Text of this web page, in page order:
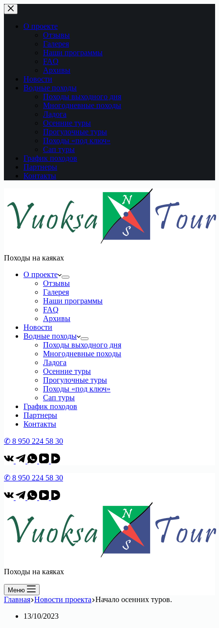
Перейти
к
сути
О проекте
Отзывы
Галерея
Наши программы
FAQ
Архивы
Новости
Водные походы
Походы выходного дня
Многодневные походы
Ладога
Осенние туры
Прогулочные туры
Походы «под ключ»
Сап туры
График походов
Партнеры
Контакты
Походы на каяках
О проекте
Отзывы
Галерея
Наши программы
FAQ
Архивы
Новости
Водные походы
Походы выходного дня
Многодневные походы
Ладога
Осенние туры
Прогулочные туры
Походы «под ключ»
Сап туры
График походов
Партнеры
Контакты
✆ 8 950 224 58 30
✆ 8 950 224 58 30
Походы на каяках
Меню
Главная Новости проекта Начало осенних туров.
13/10/2023